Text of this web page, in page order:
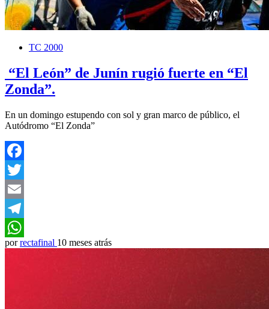
TC 2000
“El León” de Junín rugió fuerte en “El
Zonda”.
En un domingo estupendo con sol y gran marco de público, el
Autódromo “El Zonda”
Facebook
Twitter
Email
Telegram
WhatsApp
por rectafinal 10 meses atrás